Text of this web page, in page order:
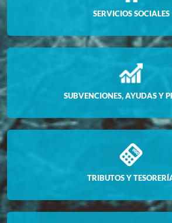
SERVICIOS SOCIALES
SUBVENCIONES, AYUDAS Y
TRIBUTOS Y